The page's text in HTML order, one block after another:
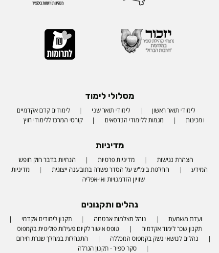
מסלולי לימוד
לימודי תואר ראשון לימודי תואר שני
לימודים קדם אקדמיים
ומכינות
מגמות ללימודי הנדסאים קורסי המרכז ללימודי חוץ
מדיניות
הצהרת נגישות מדיניות פרטיות
הנחיות בדבר חוק חופש
המידע
החלטת בימ"ש על הסדר פשרה בתובענה ייצוגית
מדיניות
שוויון הזדמנויות ואי-אפליה
נהלים ותקנונים
ועדת משמעת נוהל מצלמות אבטחה
תקנון לימודים אקדמי
תקנון שכר לימוד אקדמיה
טופס אישור לקיום פעילות פוליטית בקמפוס
נהלים לנושאי נשק בקמפוס המכללה
התנהלות במהלך שגרת חירום
סקר ספיר - תקנון הגרלה